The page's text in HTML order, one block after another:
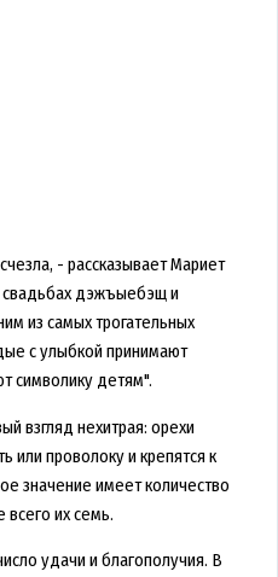
- рассказывает Мариет
дэжъыебэщ и
из самых трогательных
с улыбкой принимают
символику детям".
взгляд нехитрая: орехи
или проволоку и крепятся к
значение имеет количество
всего их семь.
удачи и благополучия. В